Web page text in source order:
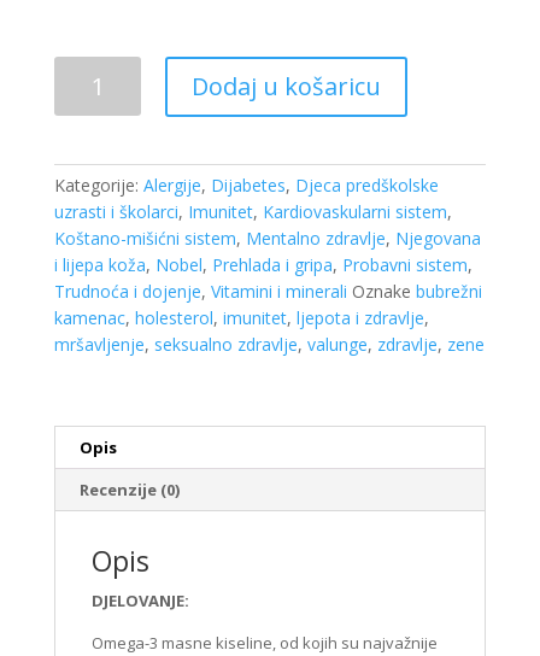
Oil
30
kapsula
količina
Dodaj u košaricu
Kategorije: Alergije, Dijabetes, Djeca predškolske
uzrasti i školarci, Imunitet, Kardiovaskularni sistem,
Koštano-mišićni sistem, Mentalno zdravlje, Njegovana
i lijepa koža, Nobel, Prehlada i gripa, Probavni sistem,
Trudnoća i dojenje, Vitamini i minerali Oznake bubrežni
kamenac, holesterol, imunitet, ljepota i zdravlje,
mršavljenje, seksualno zdravlje, valunge, zdravlje, zene
Opis
Recenzije (0)
Opis
DJELOVANJE:
Omega-3 masne kiseline, od kojih su najvažnije